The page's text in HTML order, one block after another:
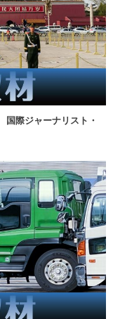
国際ジャーナリスト・